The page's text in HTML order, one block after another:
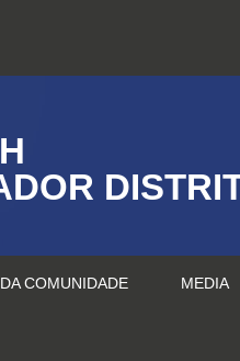
COMUNIDADE MEDIA